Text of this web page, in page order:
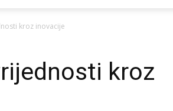
kroz inovacije
kroz